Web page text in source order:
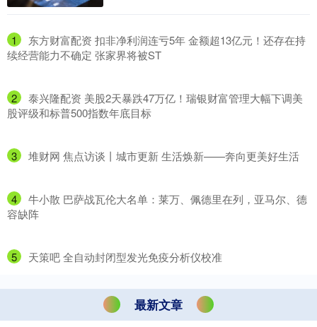
1
​东方财富配资 扣非净利润连亏5年 金额超13亿元！还存在持
续经营能力不确定 张家界将被ST
2
​泰兴隆配资 美股2天暴跌47万亿！瑞银财富管理大幅下调美
股评级和标普500指数年底目标
3 ​堆财网 焦点访谈丨城市更新 生活焕新——奔向更美好生活
4
​牛小散 巴萨战瓦伦大名单：莱万、佩德里在列，亚马尔、德
容缺阵
5 ​天策吧 全自动封闭型发光免疫分析仪校准
最新文章